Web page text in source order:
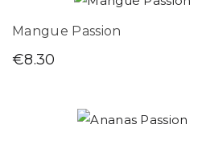
Mangue Passion
€8.30